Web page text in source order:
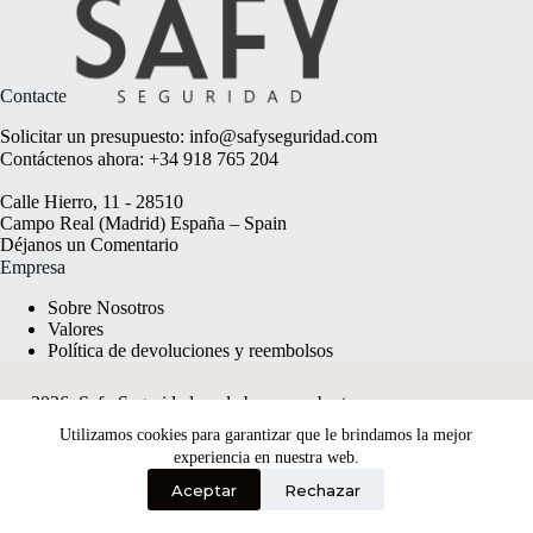
Utilizamos cookies para garantizar que le brindamos la mejor
experiencia en nuestra web.
Aceptar Rechazar
Contacte
Solicitar un presupuesto: info@safyseguridad.com
Contáctenos ahora: +34 918 765 204
Calle Hierro, 11 - 28510
Campo Real (Madrid) España – Spain
Déjanos un Comentario
Empresa
Sobre Nosotros
Valores
Política de devoluciones y reembolsos
2026, Safy Seguridad made byanyweb.pt